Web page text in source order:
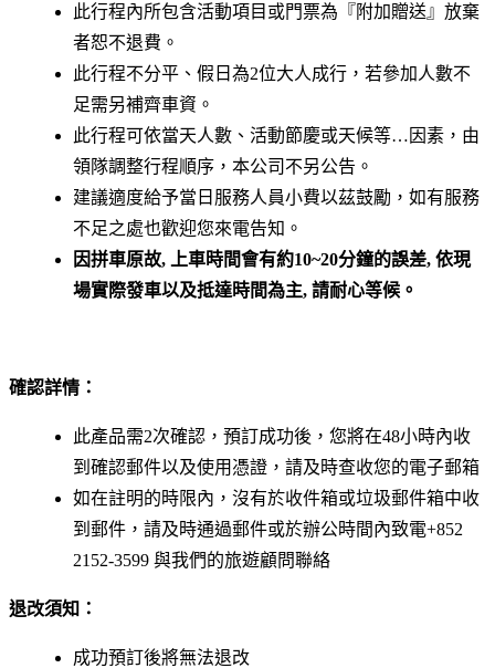
此行程內所包含活動項目或門票為『附加贈送』放棄
者恕不退費。
此行程不分平、假日為2位大人成行，若參加人數不
足需另補齊車資。
此行程可依當天人數、活動節慶或天候等…因素，由
領隊調整行程順序，本公司不另公告。
建議適度給予當日服務人員小費以茲鼓勵，如有服務
不足之處也歡迎您來電告知。
因拼車原故, 上車時間會有約10~20分鐘的誤差, 依現
場實際發車以及抵達時間為主, 請耐心等候。
確認詳情：
此產品需2次確認，預訂成功後，您將在48小時內收
到確認郵件以及使用憑證，請及時查收您的電子郵箱
如在註明的時限內，沒有於收件箱或垃圾郵件箱中收
到郵件，請及時通過郵件或於辦公時間內致電+852
2152-3599 與我們的旅遊顧問聯絡
退改須知 ：
成功預訂後將無法退改